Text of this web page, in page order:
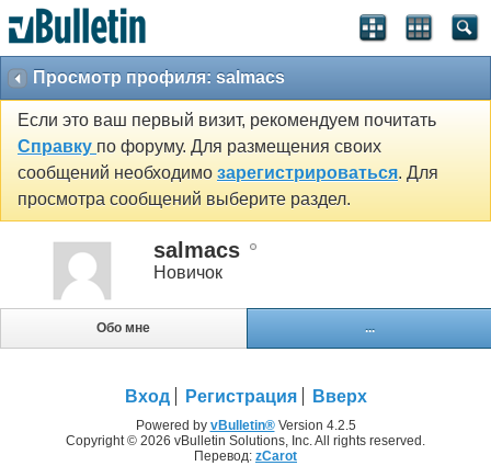
Просмотр профиля: salmacs
Если это ваш первый визит, рекомендуем почитать
Справку по форуму. Для размещения своих
сообщений необходимо зарегистрироваться. Для
просмотра сообщений выберите раздел.
salmacs
Новичок
Обо мне ...
Вход Регистрация Вверх
Powered by vBulletin®Version 4.2.5
Copyright © 2026 vBulletin Solutions, Inc. All rights reserved.
Перевод: zCarot